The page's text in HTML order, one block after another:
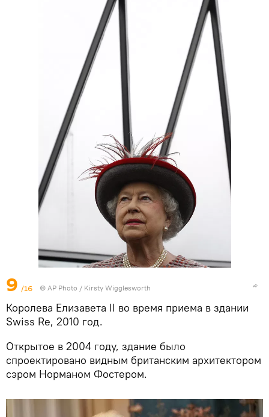
9 /16 © AP Photo / Kirsty Wigglesworth
Королева Елизавета II во время приема в здании
Swiss Re, 2010 год.
Открытое в 2004 году, здание было
спроектировано видным британским архитектором
сэром Норманом Фостером.